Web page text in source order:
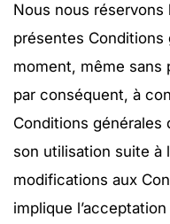
Nous nous
présentes Conditions
moment, même sans
par conséquent, à
Conditions générales
son utilisation suite à
modifications aux
implique